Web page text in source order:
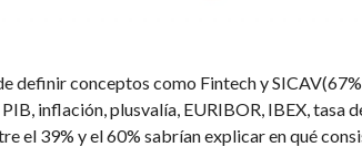
definir conceptos como Fintech y
inflación, plusvalía, EURIBOR, IBEX, tasa
el 39% y el 60% sabrían explicar en qué